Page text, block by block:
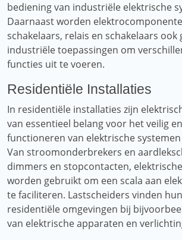
bediening van industriële elektrische
Daarnaast worden
schakelaars, relais en schakelaars ook
industriële toepassingen om
functies uit te voeren.
Residentiële Installaties
In residentiële installaties zijn
van essentieel belang voor het veilig
functioneren van elektrische
Van stroomonderbrekers en
dimmers en stopcontacten,
worden gebruikt om een ​​scala aan
te faciliteren. Lastscheiders vinden
residentiële omgevingen bij
van elektrische apparaten en